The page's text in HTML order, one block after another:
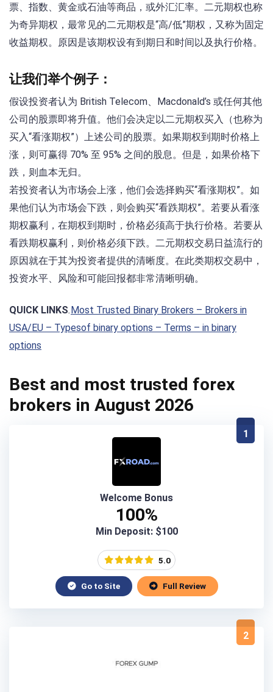
票、指数、黄金或石油等商品，或外汇汇率。二元期权也称
为奇异期权，最常见的二元期权是“高/低”期权，又称为固定
收益期权。原因是该期权设有到期日和时间以及执行价格。
让我们举个例子：
假设投资者认为 British Telecom、Macdonald’s 或任何其他
公司的股票即将升值。他们会决定以二元期权买入（也称为
买入“看涨期权”）上述公司的股票。如果期权到期时价格上
涨，则可赢得 70% 至 95% 之间的股息。但是，如果价格下
跌，则血本无归。
若投资者认为市场会上涨，他们会选择购买“看涨期权”。如
果他们认为市场会下跌，则会购买“看跌期权”。若要从看涨
期权赢利，在期权到期时，价格必须高于执行价格。若要从
看跌期权赢利，则价格必须下跌。二元期权交易日益流行的
原因就在于其为投资者提供的清晰度。在此类期权交易中，
投资水平、风险和可能回报都非常清晰明确。
QUICK LINKS.Most Trusted Binary Brokers – Brokers in
USA/EU – Typesof binary options – Terms – in binary
options
Best and most trusted forex
brokers in August 2026
1
Welcome Bonus
100%
Min Deposit: $100
5.0
Go to Site Full Review
2